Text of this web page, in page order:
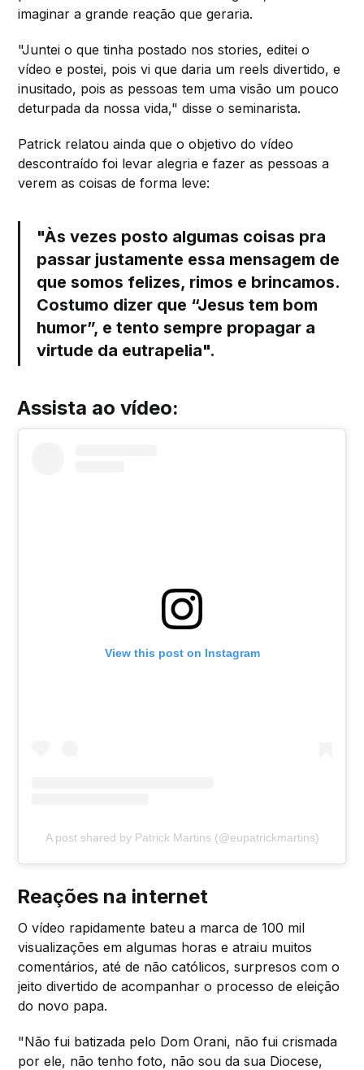
imaginar a grande reação que geraria.
"Juntei o que tinha postado nos stories, editei o
vídeo e postei, pois vi que daria um reels divertido, e
inusitado, pois as pessoas tem uma visão um pouco
deturpada da nossa vida," disse o seminarista.
Patrick relatou ainda que o objetivo do vídeo
descontraído foi levar alegria e fazer as pessoas a
verem as coisas de forma leve:
"Às vezes posto algumas coisas pra
passar justamente essa mensagem de
que somos felizes, rimos e brincamos.
Costumo dizer que “Jesus tem bom
humor”, e tento sempre propagar a
virtude da eutrapelia".
Assista ao vídeo:
View this post on Instagram
A post shared by Patrick Martins (@eupatrickmartins)
Reações na internet
O vídeo rapidamente bateu a marca de 100 mil
visualizações em algumas horas e atraiu muitos
comentários, até de não católicos, surpresos com o
jeito divertido de acompanhar o processo de eleição
do novo papa.
"Não fui batizada pelo Dom Orani, não fui crismada
por ele, não tenho foto, não sou da sua Diocese,